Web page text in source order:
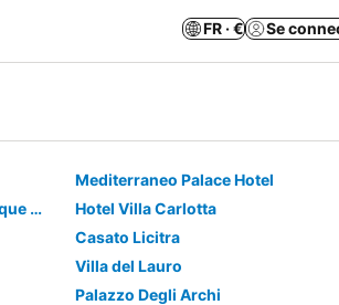
FR · € Se
Mediterraneo Palace Hotel
Locanda Don Serafino Historical Boutique Hotel
Hotel Villa Carlotta
Casato Licitra
Villa del Lauro
Palazzo Degli Archi